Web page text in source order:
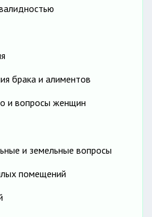
брака и алиментов
и вопросы женщин
и земельные вопросы
помещений